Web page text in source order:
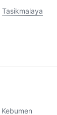
Tasikmalaya
Kebumen